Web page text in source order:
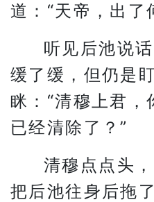
道：“天帝，出了
听见后池说
缓了缓，但仍是
眯：“清穆上君，
已经清除了？”
清穆点点头
把后池往身后拖